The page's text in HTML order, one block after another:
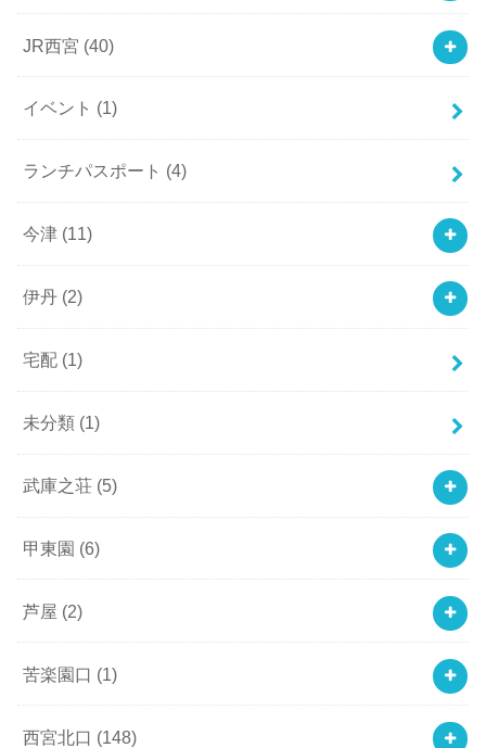
JR西宮 (40)
イベント (1)
ランチパスポート (4)
今津 (11)
伊丹 (2)
宅配 (1)
未分類 (1)
武庫之荘 (5)
甲東園 (6)
芦屋 (2)
苦楽園口 (1)
西宮北口 (148)